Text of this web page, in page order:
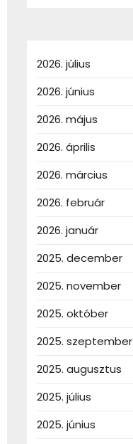
2026. július
2026. június
2026. május
2026. április
2026. március
2026. február
2026. január
2025. december
2025. november
2025. október
2025. szeptember
2025. augusztus
2025. július
2025. június